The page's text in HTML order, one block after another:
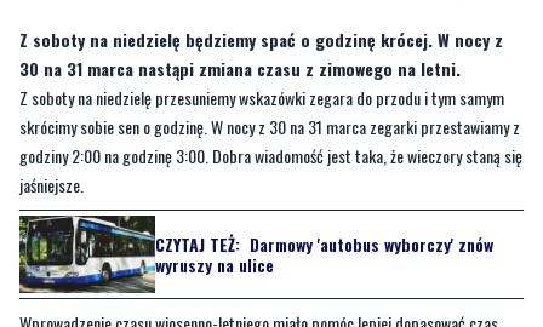
Z soboty na niedzielę będziemy spać o godzinę krócej. W nocy z
30 na 31 marca nastąpi zmiana czasu z zimowego na letni.
Z soboty na niedzielę przesuniemy wskazówki zegara do przodu i tym samym
skrócimy sobie sen o godzinę. W nocy z 30 na 31 marca zegarki przestawiamy z
godziny 2:00 na godzinę 3:00. Dobra wiadomość jest taka, że wieczory staną się
jaśniejsze.
CZYTAJ TEŻ: Darmowy 'autobus wyborczy' znów
wyruszy na ulice